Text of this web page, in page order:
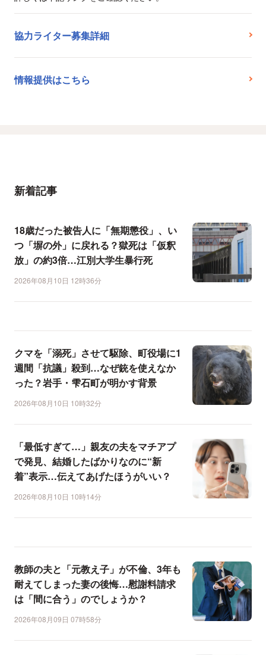
協力ライター募集詳細
情報提供はこちら
新着記事
18歳だった被告人に「無期懲役」、い
つ「塀の外」に戻れる？獄死は「仮釈
放」の約3倍…江別大学生暴行死
2026年08月10日 12時36分
クマを「溺死」させて駆除、町役場に1
週間「抗議」殺到…なぜ銃を使えなか
った？岩手・雫石町が明かす背景
2026年08月10日 10時32分
「最低すぎて…」親友の夫をマチアプ
で発見、結婚したばかりなのに“新
着”表示…伝えてあげたほうがいい？
2026年08月10日 10時14分
教師の夫と「元教え子」が不倫、3年も
耐えてしまった妻の後悔…慰謝料請求
は「間に合う」のでしょうか？
2026年08月09日 07時58分